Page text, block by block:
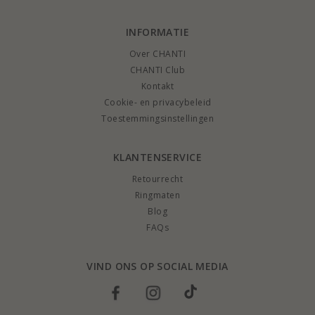
INFORMATIE
Over CHANTI
CHANTI Club
Kontakt
Cookie- en privacybeleid
Toestemmingsinstellingen
KLANTENSERVICE
Retourrecht
Ringmaten
Blog
FAQs
VIND ONS OP SOCIAL MEDIA